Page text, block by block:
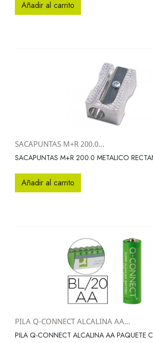
Añadir al carrito
SACAPUNTAS M+R 200.0...
SACAPUNTAS M+R 200.0 METALICO
Añadir al carrito
PILA Q-CONNECT ALCALINA AA...
PILA Q-CONNECT ALCALINA AA PAQUETE